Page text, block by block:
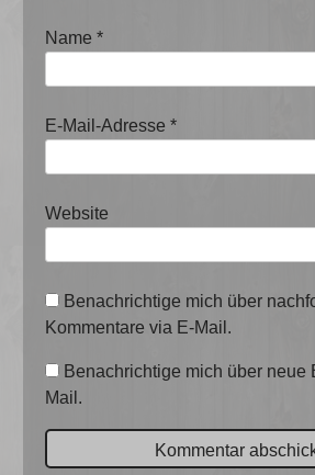
Name*
E-Mail-Adresse*
Website
Benachrichtige mich über
Kommentare via E-Mail.
Benachrichtige mich über neue
Mail.